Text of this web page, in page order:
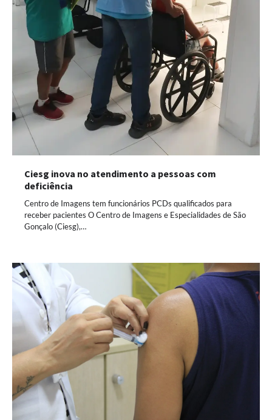
Ciesg inova no atendimento a pessoas com
deficiência
Centro de Imagens tem funcionários PCDs qualificados para
receber pacientes O Centro de Imagens e Especialidades de São
Gonçalo (Ciesg),…